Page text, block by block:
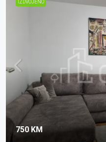
IZDVOJENO
750 KM